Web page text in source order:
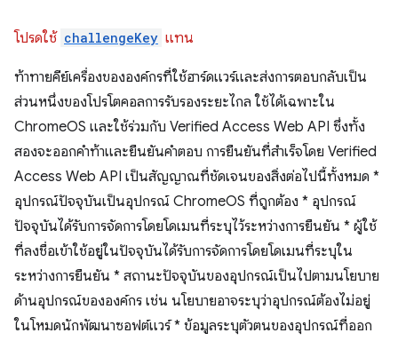
โปรดใช้ challengeKey แทน
ท้าทายคีย์เครื่องขององค์กรที่ใช้ฮาร์ดแวร์และส่งการตอบกลับเป็น
ส่วนหนึ่งของโปรโตคอลการรับรองระยะไกล ใช้ได้เฉพาะใน
ChromeOS และใช้ร่วมกับ Verified Access Web API ซึ่งทั้ง
สองจะออกคำท้าและยืนยันคำตอบ การยืนยันที่สำเร็จโดย Verified
Access Web API เป็นสัญญาณที่ชัดเจนของสิ่งต่อไปนี้ทั้งหมด *
อุปกรณ์ปัจจุบันเป็นอุปกรณ์ ChromeOS ที่ถูกต้อง * อุปกรณ์
ปัจจุบันได้รับการจัดการโดยโดเมนที่ระบุไว้ระหว่างการยืนยัน * ผู้ใช้
ที่ลงชื่อเข้าใช้อยู่ในปัจจุบันได้รับการจัดการโดยโดเมนที่ระบุใน
ระหว่างการยืนยัน * สถานะปัจจุบันของอุปกรณ์เป็นไปตามนโยบาย
ด้านอุปกรณ์ขององค์กร เช่น นโยบายอาจระบุว่าอุปกรณ์ต้องไม่อยู่
ในโหมดนักพัฒนาซอฟต์แวร์ * ข้อมูลระบุตัวตนของอุปกรณ์ที่ออก